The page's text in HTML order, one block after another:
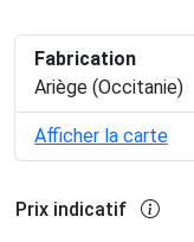
Fabrication
Ariège (Occitanie)
Afficher la carte
Prix indicatif